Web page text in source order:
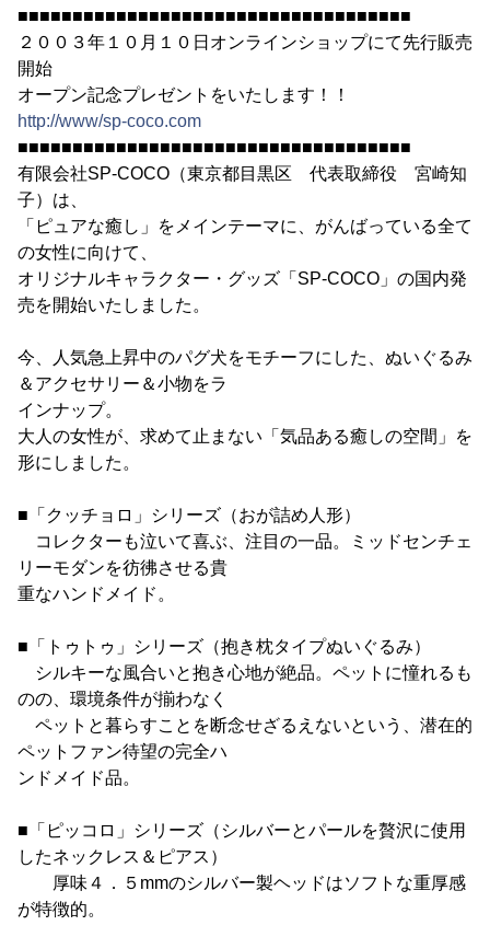
■■■■■■■■■■■■■■■■■■■■■■■■■■■■■■■■■■■■
２００３年１０月１０日オンラインショップにて先行販売
開始
オープン記念プレゼントをいたします！！
http://www/sp-coco.com
■■■■■■■■■■■■■■■■■■■■■■■■■■■■■■■■■■■■
有限会社SP-COCO（東京都目黒区 代表取締役 宮崎知
子）は、
「ピュアな癒し」をメインテーマに、がんばっている全て
の女性に向けて、
オリジナルキャラクター・グッズ「SP-COCO」の国内発
売を開始いたしました。
今、人気急上昇中のパグ犬をモチーフにした、ぬいぐるみ
＆アクセサリー＆小物をラ
インナップ。
大人の女性が、求めて止まない「気品ある癒しの空間」を
形にしました。
■「クッチョロ」シリーズ（おが詰め人形）
コレクターも泣いて喜ぶ、注目の一品。ミッドセンチェ
リーモダンを彷彿させる貴
重なハンドメイド。
■「トゥトゥ」シリーズ（抱き枕タイプぬいぐるみ）
シルキーな風合いと抱き心地が絶品。ペットに憧れるも
のの、環境条件が揃わなく
ペットと暮らすことを断念せざるえないという、潜在的
ペットファン待望の完全ハ
ンドメイド品。
■「ピッコロ」シリーズ（シルバーとパールを贅沢に使用
したネックレス＆ピアス）
厚味４．５mmのシルバー製ヘッドはソフトな重厚感
が特徴的。